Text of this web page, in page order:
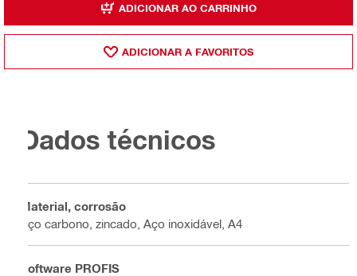
ADICIONAR AO CARRINHO
ADICIONAR A FAVORITOS
Dados técnicos
Material, corrosão
Aço carbono, zincado, Aço inoxidável, A4
Software PROFIS